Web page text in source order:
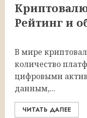
Рейтинг и
В мире
количество
цифровыми
данным,...
ЧИТАТЬ ДАЛЕЕ